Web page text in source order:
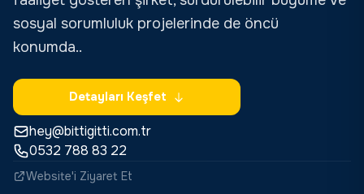
sosyal sorumluluk projelerinde de öncü
konumda..
Detayları Keşfet
hey@bittigitti.com.tr
0532 788 83 22
Website'i Ziyaret Et